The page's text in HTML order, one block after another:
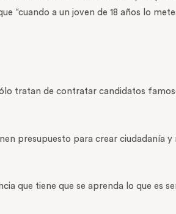
“cuando a un joven de 18 años lo
tratan de contratar candidatos
presupuesto para crear ciudadanía
que tiene que se aprenda lo que es